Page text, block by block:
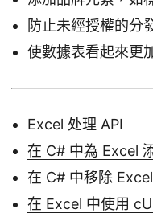
防止未經授權的分
使數據表看起來更
Excel 处理 API
在 C# 中為 Excel
在 C# 中移除
在 Excel 中使用